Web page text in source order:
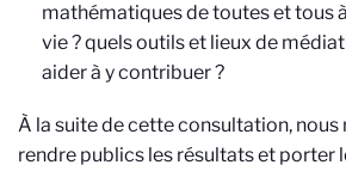
mathématiques de toutes et tous
vie ? quels outils et lieux de
aider à y contribuer ?
À la suite de cette consultation, nous
rendre publics les résultats et porter